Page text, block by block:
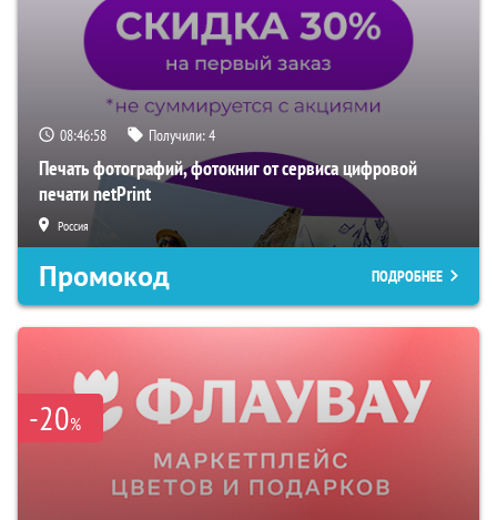
08:46:57 Получили:4
Печать фотографий, фотокниг от сервиса цифровой
печати netPrint
Россия
Промокод ПОДРОБНЕЕ
-20%